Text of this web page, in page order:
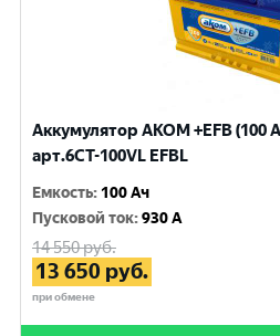
Аккумулятор AKOM +EFB (100
арт.6СТ-100VL EFBL
Емкость: 100 Ач
Пусковой ток:930 A
14 550руб.
13 650 руб.
при обмене